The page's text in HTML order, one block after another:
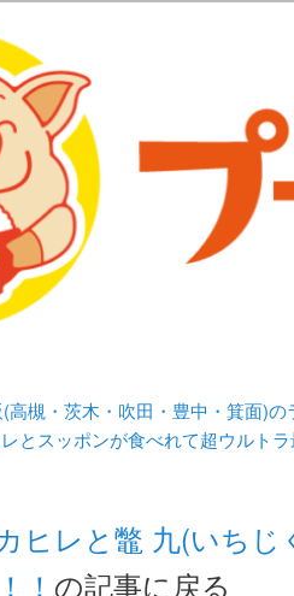
の満腹日記 |
面)のランチ＆
高槻・茨木・吹田・豊中・箕面)
とスッポンが食べれて超ウルト
ヒレと鼈 九(いち
！ の記事に戻る